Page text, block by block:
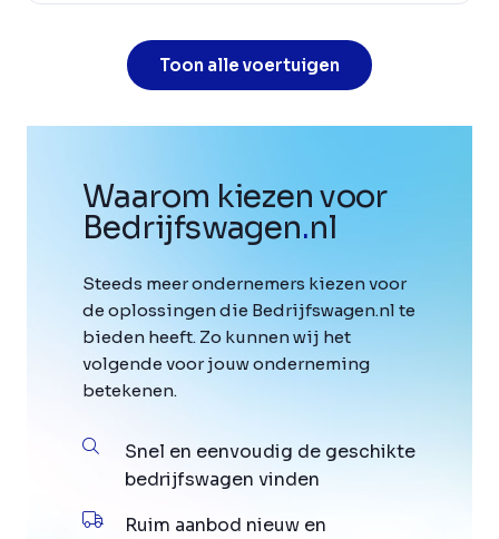
Toon alle voertuigen
Waarom kiezen voor
Bedrijfswagen.nl
Steeds meer ondernemers kiezen voor
de oplossingen die Bedrijfswagen.nl te
bieden heeft. Zo kunnen wij het
volgende voor jouw onderneming
betekenen.
Snel en eenvoudig de geschikte
bedrijfswagen vinden
Ruim aanbod nieuw en